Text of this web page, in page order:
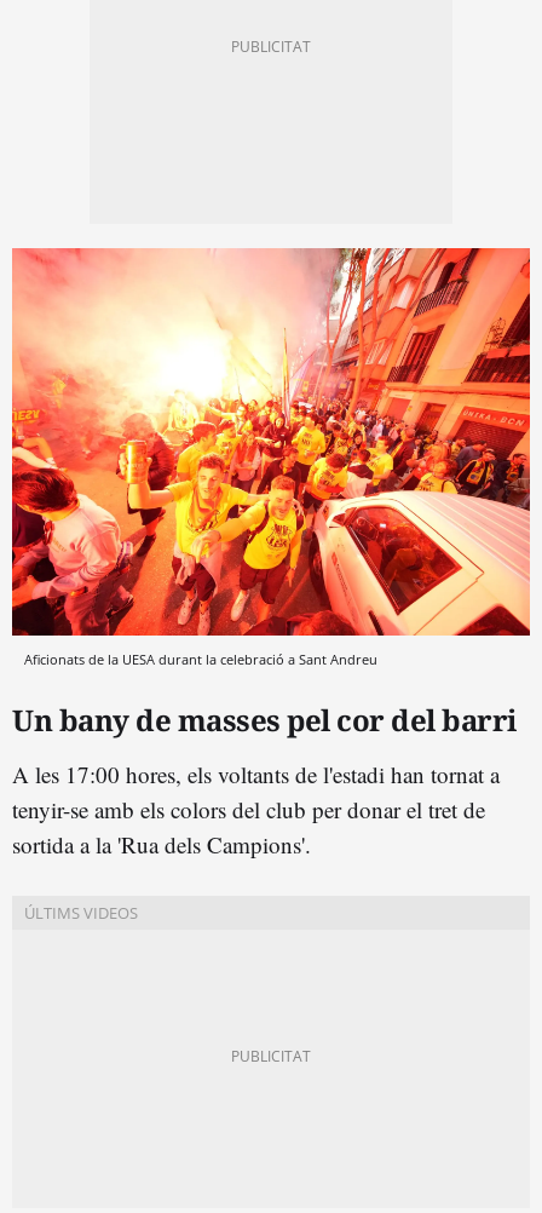
Aficionats de la UESA durant la celebració a Sant Andreu
Un bany de masses pel cor del barri
A les 17:00 hores, els voltants de l'estadi han tornat a
tenyir-se amb els colors del club per donar el tret de
sortida a la 'Rua dels Campions'.